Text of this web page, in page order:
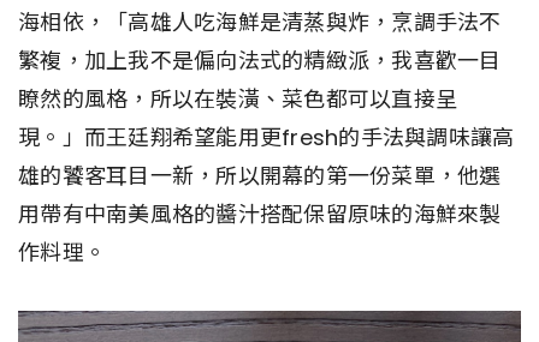
海相依，「高雄人吃海鮮是清蒸與炸，烹調手法不
繁複，加上我不是偏向法式的精緻派，我喜歡一目
瞭然的風格，所以在裝潢、菜色都可以直接呈
現。」而王廷翔希望能用更fresh的手法與調味讓高
雄的饕客耳目一新，所以開幕的第一份菜單，他選
用帶有中南美風格的醬汁搭配保留原味的海鮮來製
作料理。